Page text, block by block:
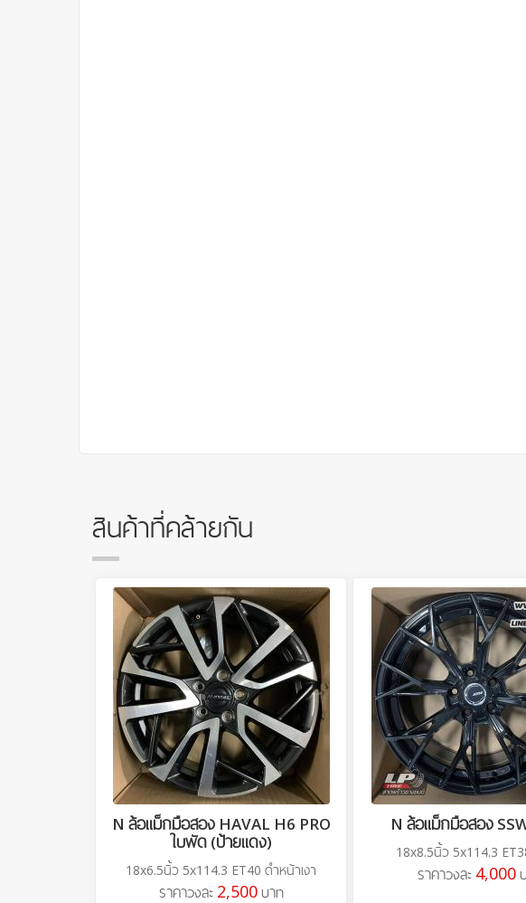
สินค้าที่คล้ายกัน
N ล้อแม็กมือสอง HAVAL H6 PRO
ใบพัด (ป้ายแดง)
18x6.5นิ้ว 5x114.3 ET40 ดำหน้าเงา
ราคาวงละ 2,500บาท
N ล้อแม็กมือสอง
18x8.5นิ้ว 5x114.3
ราคาวงละ 4,000